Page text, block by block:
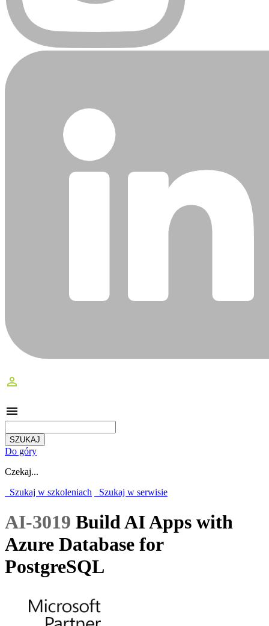
perm_identity
menu
Do góry
Czekaj...
Szukaj w szkoleniach
Szukaj w serwisie
AI-3019 Build AI Apps with
Azure Database for
PostgreSQL